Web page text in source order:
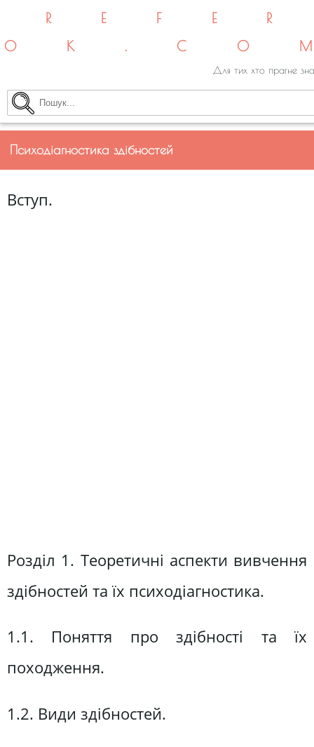
Для тих хто прагне
Психодіагностика здібностей
Вступ.
Розділ 1. Теоретичні аспекти вивчення
здібностей та їх психодіагностика.
1.1. Поняття про здібності та їх
походження.
1.2. Види здібностей.